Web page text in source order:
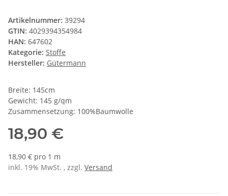
Artikelnummer: 39294
GTIN: 4029394354984
HAN: 647602
Kategorie: Stoffe
Hersteller: Gütermann
Breite: 145cm
Gewicht: 145 g/qm
Zusammensetzung: 100%Baumwolle
18,90 €
18,90 € pro 1 m
inkl. 19% MwSt. , zzgl. Versand